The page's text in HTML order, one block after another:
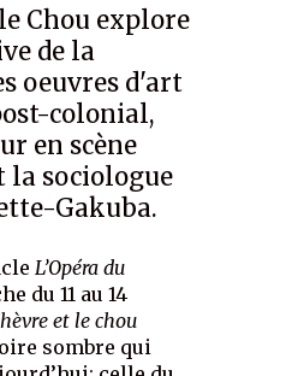
Chou explore
de la
oeuvres d'art
colonial,
en scène
la sociologue
Gakuba.
L’Opéra du
du 11 au 14
et le chou
sombre qui